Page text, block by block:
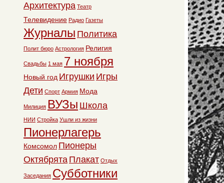
Архитектура Театр
Телевидение Радио Газеты
Журналы Политика
Полит бюро Астрология Религия
Свадьбы 1 мая 7 ноября
Новый год Игрушки Игры
Дети Спорт Армия Мода
Милиция ВУЗы Школа
НИИ Стройка Ушли из жизни
Пионерлагерь
Комсомол Пионеры
Октябрята Плакат Отдых
Заседания Субботники